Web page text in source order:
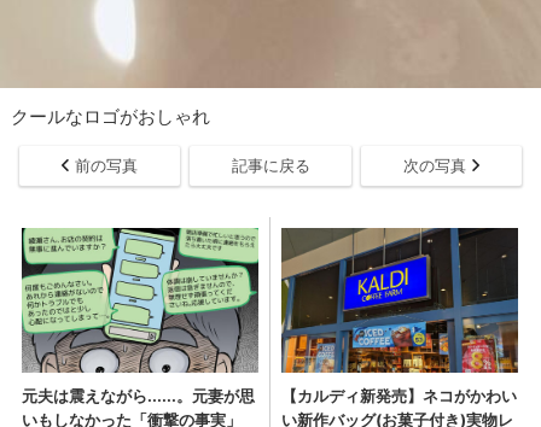
クールなロゴがおしゃれ
前の写真 記事に戻る 次の写真